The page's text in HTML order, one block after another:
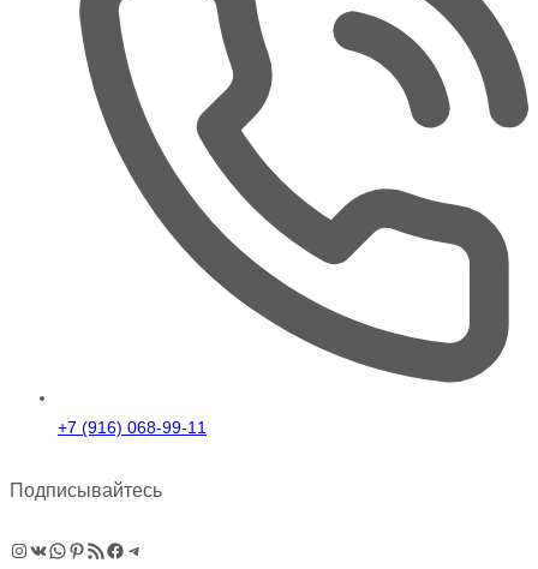
+7 (916) 068-99-11
Подписывайтесь
Instagram
ВКонтакте
WhatsApp
Pinterest
RSS-рассылка
Facebook
Telegram